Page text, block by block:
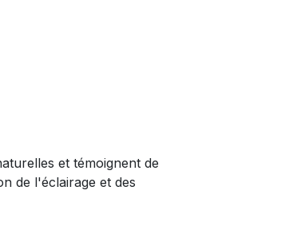
et témoignent de
de l'éclairage et des